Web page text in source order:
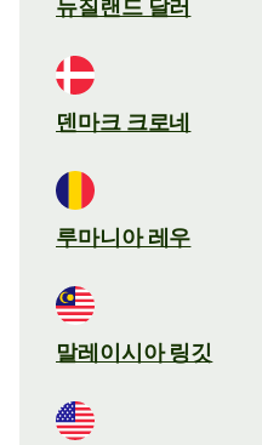
뉴질랜드 달러
덴마크 크로네
루마니아 레우
말레이시아 링깃